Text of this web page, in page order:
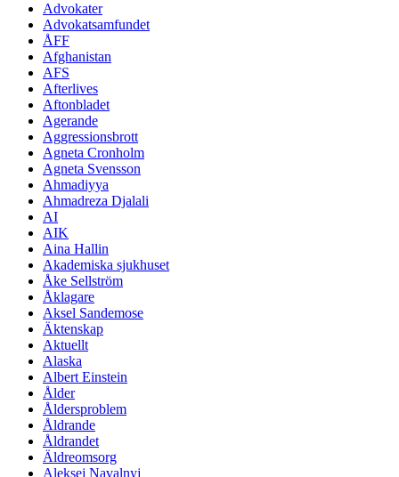
Advokater
Advokatsamfundet
ÅFF
Afghanistan
AFS
Afterlives
Aftonbladet
Agerande
Aggressionsbrott
Agneta Cronholm
Agneta Svensson
Ahmadiyya
Ahmadreza Djalali
AI
AIK
Aina Hallin
Akademiska sjukhuset
Åke Sellström
Åklagare
Aksel Sandemose
Äktenskap
Aktuellt
Alaska
Albert Einstein
Ålder
Åldersproblem
Åldrande
Åldrandet
Äldreomsorg
Aleksej Navalnyj